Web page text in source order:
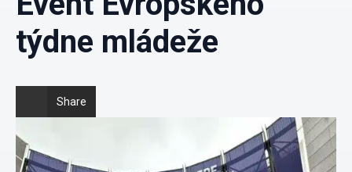
týdne mládeže
Share